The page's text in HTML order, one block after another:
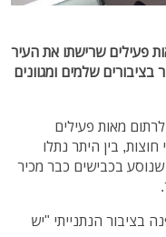
פעילים שרישתו את העיר
שלמים ומגוונים
מאות פעילים
בין היתר נתלו
בכבישים כבר מכיר
בציבור הנתנייתי "יש